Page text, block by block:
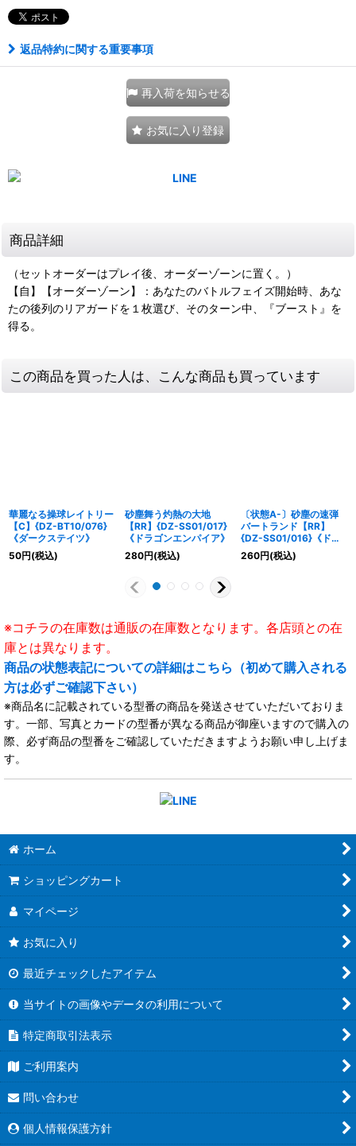
返品特約に関する重要事項
再入荷を知らせる
お気に入り登録
商品詳細
（セットオーダーはプレイ後、オーダーゾーンに置く。）
【自】【オーダーゾーン】：あなたのバトルフェイズ開始時、あな
たの後列のリアガードを１枚選び、そのターン中、『ブースト』を
得る。
この商品を買った人は、こんな商品も買っています
華麗なる操球レイトリー
【C】{DZ-BT10/076}
《ダークステイツ》
50円(税込)
砂塵舞う灼熱の大地
【RR】{DZ-SS01/017}
《ドラゴンエンパイア》
280円(税込)
〔状態A-〕砂塵の速弾
バートランド【RR】
{DZ-SS01/016}《ドラ
ゴンエンパイア》
260円(税込)
※コチラの在庫数は通販の在庫数となります。各店頭との在
庫とは異なります。
商品の状態表記についての詳細はこちら（初めて購入される
方は必ずご確認下さい）
※商品名に記載されている型番の商品を発送させていただいておりま
す。一部、写真とカードの型番が異なる商品が御座いますので購入の
際、必ず商品の型番をご確認していただきますようお願い申し上げま
す。
ホーム
ショッピングカート
マイページ
お気に入り
最近チェックしたアイテム
当サイトの画像やデータの利用について
特定商取引法表示
ご利用案内
問い合わせ
個人情報保護方針